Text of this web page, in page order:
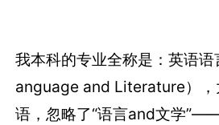
我本科的专业全称是：英语
anguage and Literature），
语，忽略了“语言and文学